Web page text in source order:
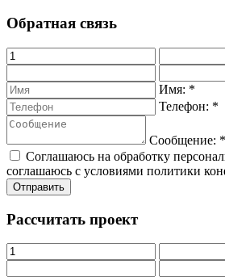
Обратная связь
Имя: *
Телефон: *
Сообщение: *
Соглашаюсь на обработку
соглашаюсь с условиями политики
Рассчитать проект